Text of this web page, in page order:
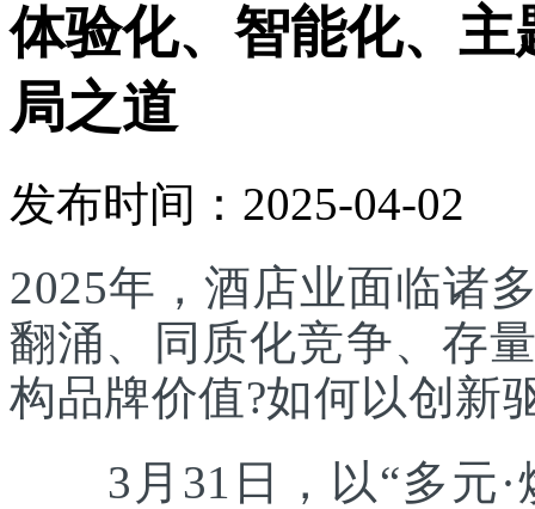
体验化、智能化、
局之道
发布时间：2025-04-02
2025年，酒店业面临诸
翻涌、同质化竞争、存
构品牌价值?如何以创新
3月31日，以“多元·